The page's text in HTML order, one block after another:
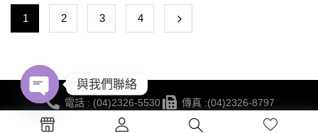
1 2 3 4
電話 : (04)2326-5530
傳真 :(04)2326-8797
地點 :台中市西區公益路130號7樓
與我們聯絡
Open
chaty